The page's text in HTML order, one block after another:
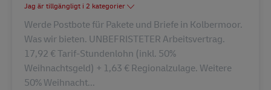
Jag är tillgängligt i 2 kategorier
Werde Postbote für Pakete und Briefe in Kolbermoor.
Was wir bieten. UNBEFRISTETER Arbeitsvertrag.
17,92 € Tarif-Stundenlohn (inkl. 50%
Weihnachtsgeld) + 1,63 € Regionalzulage. Weitere
50% Weihnacht...